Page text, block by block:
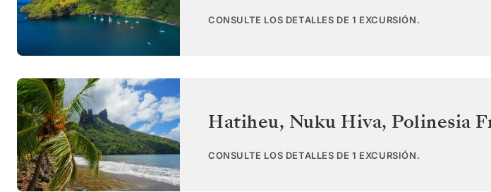
CONSULTE LOS DETALLES DE 1 EXCURSIÓN.
Hatiheu, Nuku Hiva, Polinesia
CONSULTE LOS DETALLES DE 1 EXCURSIÓN.